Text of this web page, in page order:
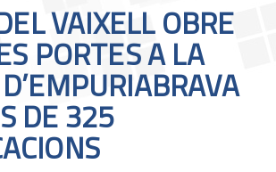
VAIXELL OBRE
PORTES A LA
DE 325